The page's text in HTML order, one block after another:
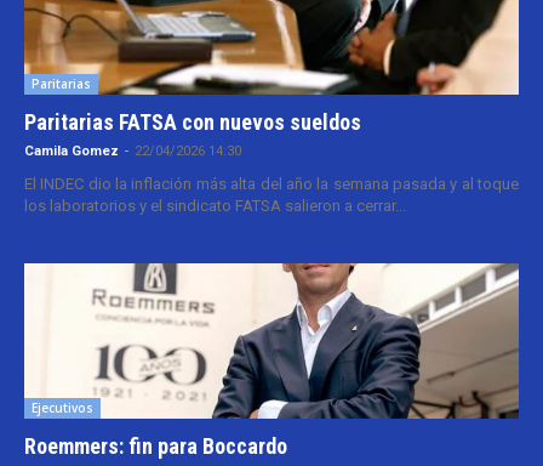
Paritarias
Paritarias FATSA con nuevos sueldos
Camila Gomez - 22/04/2026 14:30
El INDEC dio la inflación más alta del año la semana pasada y al toque
los laboratorios y el sindicato FATSA salieron a cerrar...
Ejecutivos
Roemmers: fin para Boccardo